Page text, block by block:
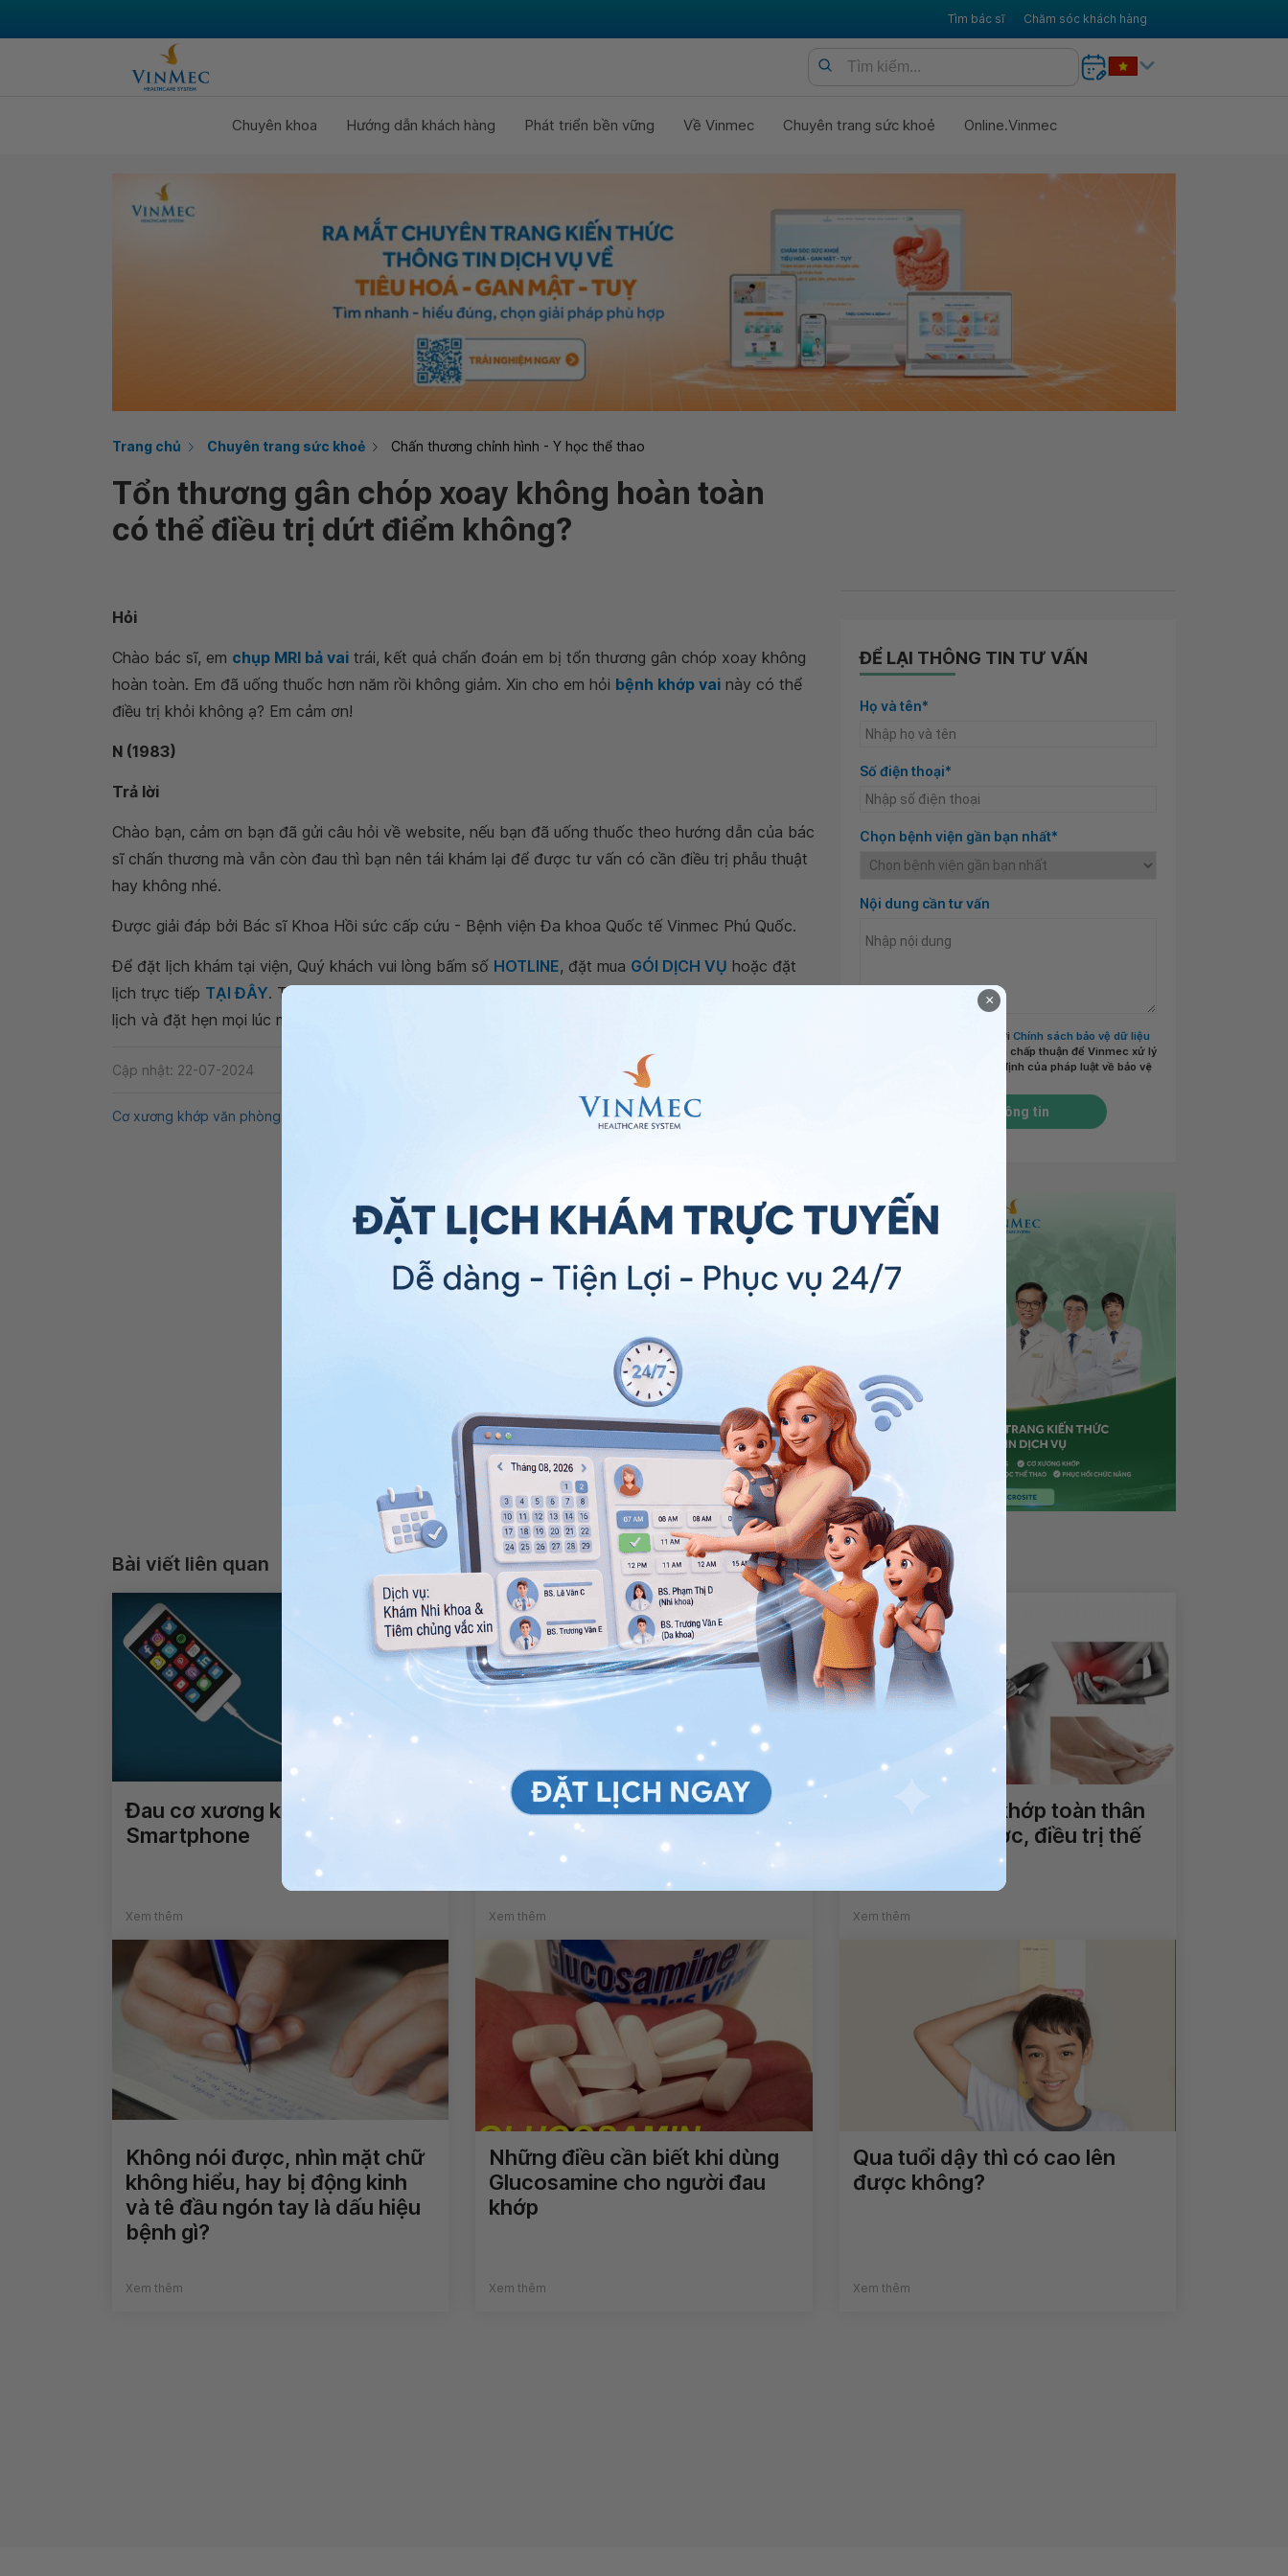
Tìm bác sĩ Chăm sóc khách hàng
Chuyên khoa Hướng dẫn khách hàng Phát triển bền vững Về Vinmec Chuyên trang sức khoẻ Online.Vinmec
Trang chủ Chuyên trang sức khoẻ Chấn thương chỉnh hình - Y học thể thao
Tổn thương gân chóp xoay không hoàn toàn
có thể điều trị dứt điểm không?
Hỏi
Chào bác sĩ, em chụp MRI bả vai trái, kết quả chẩn đoán em bị tổn thương gân chóp xoay không
hoàn toàn. Em đã uống thuốc hơn năm rồi không giảm. Xin cho em hỏi bệnh khớp vai này có thể
điều trị khỏi không ạ? Em cảm ơn!
N (1983)
Trả lời
Chào bạn, cảm ơn bạn đã gửi câu hỏi về website, nếu bạn đã uống thuốc theo hướng dẫn của bác
sĩ chấn thương mà vẫn còn đau thì bạn nên tái khám lại để được tư vấn có cần điều trị phẫu thuật
hay không nhé.
Được giải đáp bởi Bác sĩ Khoa Hồi sức cấp cứu - Bệnh viện Đa khoa Quốc tế Vinmec Phú Quốc.
Để đặt lịch khám tại viện, Quý khách vui lòng bấm số HOTLINE, đặt mua GÓI DỊCH VỤ hoặc đặt
lịch trực tiếp TẠI ĐÂY. Tải và đặt lịch khám tự động trên ứng dụng My Vinmec để quản lý, theo dõi
lịch và đặt hẹn mọi lúc mọi nơi ngay trên ứng dụng.
Cập nhật: 22-07-2024
Cơ xương khớp văn phòng Viêm xương khớp Bệnh khớp vai
ĐỂ LẠI THÔNG TIN TƯ VẤN
Họ và tên*
Số điện thoại*
Chọn bệnh viện gần bạn nhất*
Nội dung cần tư vấn
Tôi đã đọc và đồng ý với Chính sách bảo vệ dữ liệu
và chấp thuận để Vinmec xử lý
DLCN của tôi theo quy định của pháp luật về bảo vệ
Gửi thông tin
Bài viết liên quan
Đau cơ xương khớp do dùng
Smartphone
Xem thêm
Người bị viêm xương khớp có
nên dùng glucosamine?
Xem thêm
Đau cơ xương khớp toàn thân
không đi lại được, điều trị thế
Xem thêm
Không nói được, nhìn mặt chữ
không hiểu, hay bị động kinh
và tê đầu ngón tay là dấu hiệu
bệnh gì?
Xem thêm
Những điều cần biết khi dùng
Glucosamine cho người đau
khớp
Xem thêm
Qua tuổi dậy thì có cao lên
được không?
Xem thêm
×